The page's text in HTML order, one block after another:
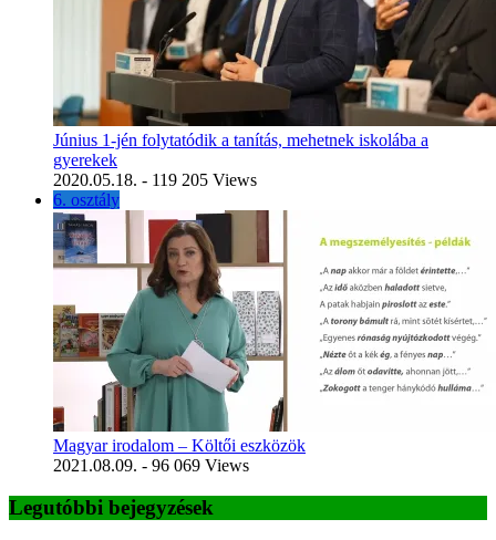
Június 1-jén folytatódik a tanítás, mehetnek iskolába a
gyerekek
2020.05.18. - 119 205 Views
6. osztály
Magyar irodalom – Költői eszközök
2021.08.09. - 96 069 Views
Legutóbbi bejegyzések